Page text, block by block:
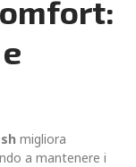
migliora
a mantenere i